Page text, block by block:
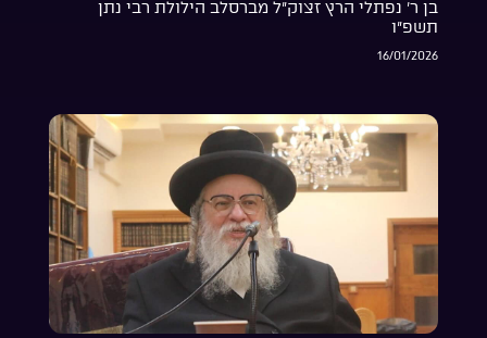
בן ר’ נפתלי הרץ זצוק”ל מברסלב הילולת רבי נתן
תשפ”ו
16/01/2026